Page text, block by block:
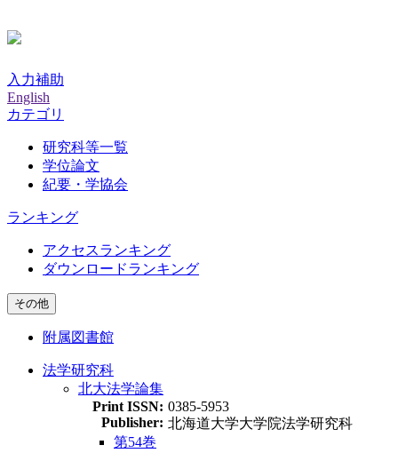
入力補助
English
カテゴリ
研究科等一覧
学位論文
紀要・学協会
ランキング
アクセスランキング
ダウンロードランキング
その他
附属図書館
法学研究科
北大法学論集
Print ISSN: 0385-5953
Publisher: 北海道大学大学院法学研究科
第54巻